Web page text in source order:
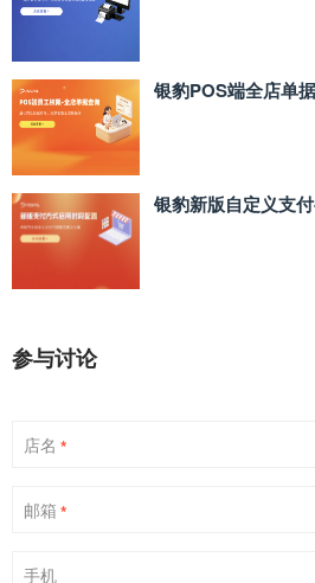
银豹POS端全店单
银豹新版自定义支
参与讨论
店名 *
邮箱 *
手机